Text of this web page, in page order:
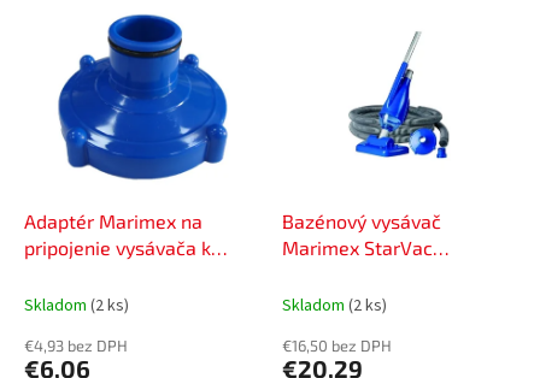
Adaptér Marimex na
pripojenie vysávača k
10852019
Skladom (2 ks)
€4,93 bez DPH
€6,06
Bazénový vysávač
Marimex StarVac
Skladom (2 ks)
€16,50 bez DPH
€20,29